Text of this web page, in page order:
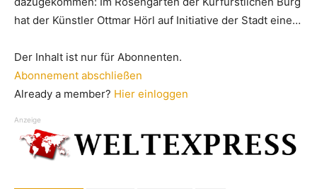
hat der Künstler Ottmar Hörl auf Initiative der Stadt eine…
Der Inhalt ist nur für Abonnenten.
Abonnement abschließen
Already a member? Hier einloggen
Anzeige